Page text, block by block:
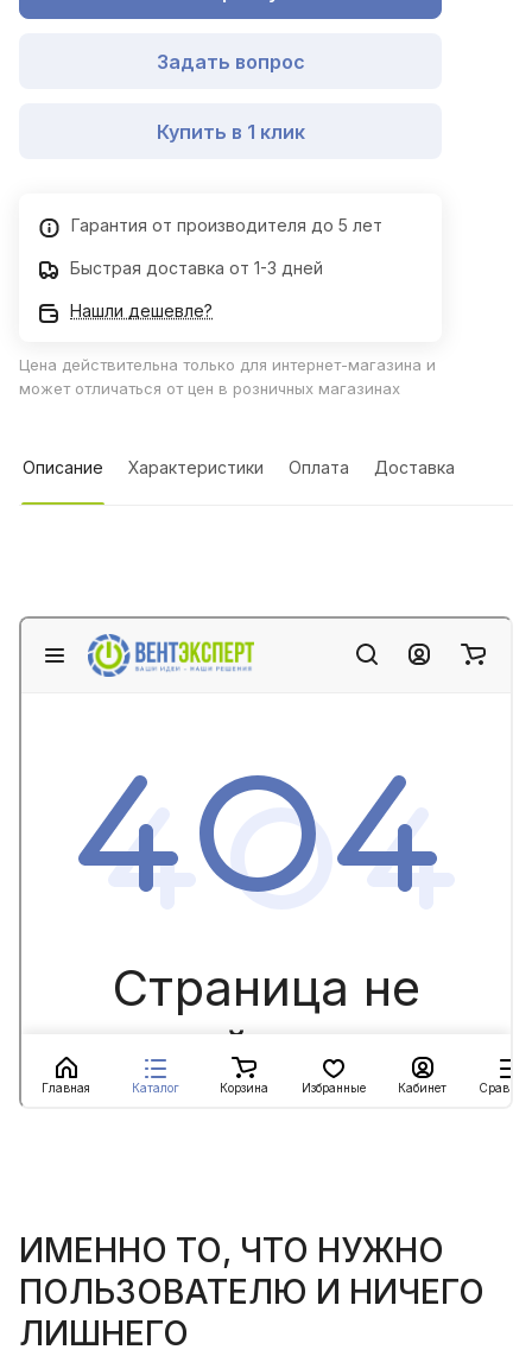
Задать вопрос
Купить в 1 клик
Гарантия от производителя до 5 лет
Быстрая доставка от 1-3 дней
Нашли дешевле?
Цена действительна только для интернет-магазина и
может отличаться от цен в розничных магазинах
Описание Характеристики Оплата Доставка
ИМЕННО ТО, ЧТО НУЖНО
ПОЛЬЗОВАТЕЛЮ И НИЧЕГО
ЛИШНЕГО